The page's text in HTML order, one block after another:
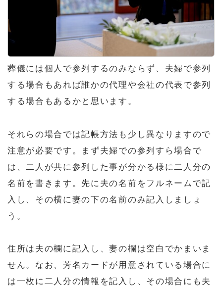
葬儀には個人で参列するのみならず、夫婦で参列
する場合もあれば誰かの代理や会社の代表で参列
する場合もあるかと思います。
それらの場合では記帳方法も少し異なりますので
注意が必要です。まず夫婦での参列すら場合で
は、二人が共に参列した事が分かる様に二人分の
名前を書きます。先に夫の名前をフルネームで記
入し、その横に妻の下の名前のみ記入しましょ
う。
住所は夫の欄に記入し、妻の欄は空白でかまいま
せん。なお、芳名カードが用意されている場合に
は一枚に二人分の情報を記入し、その場合にも夫